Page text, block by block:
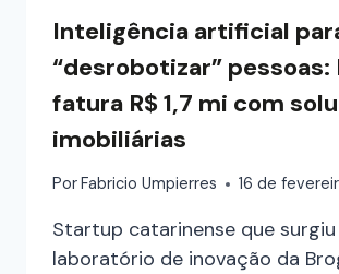
Inteligência artificial
“desrobotizar” pessoas:
fatura R$ 1,7 mi com
imobiliárias
PorFabricio Umpierres 16 de
Startup catarinense que
laboratório de inovação da